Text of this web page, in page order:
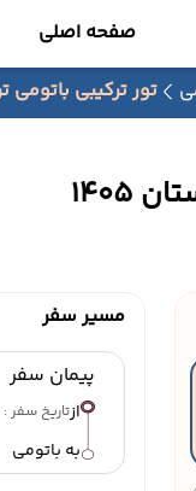
صفحه اصلی
تور ترکیبی باتومی
مسیر سفر
پیمان سفر
ازتاریخ سفر : 16 مرداد 1405
به باتومی